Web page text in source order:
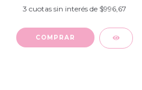
3 cuotas sin interés de $996,67